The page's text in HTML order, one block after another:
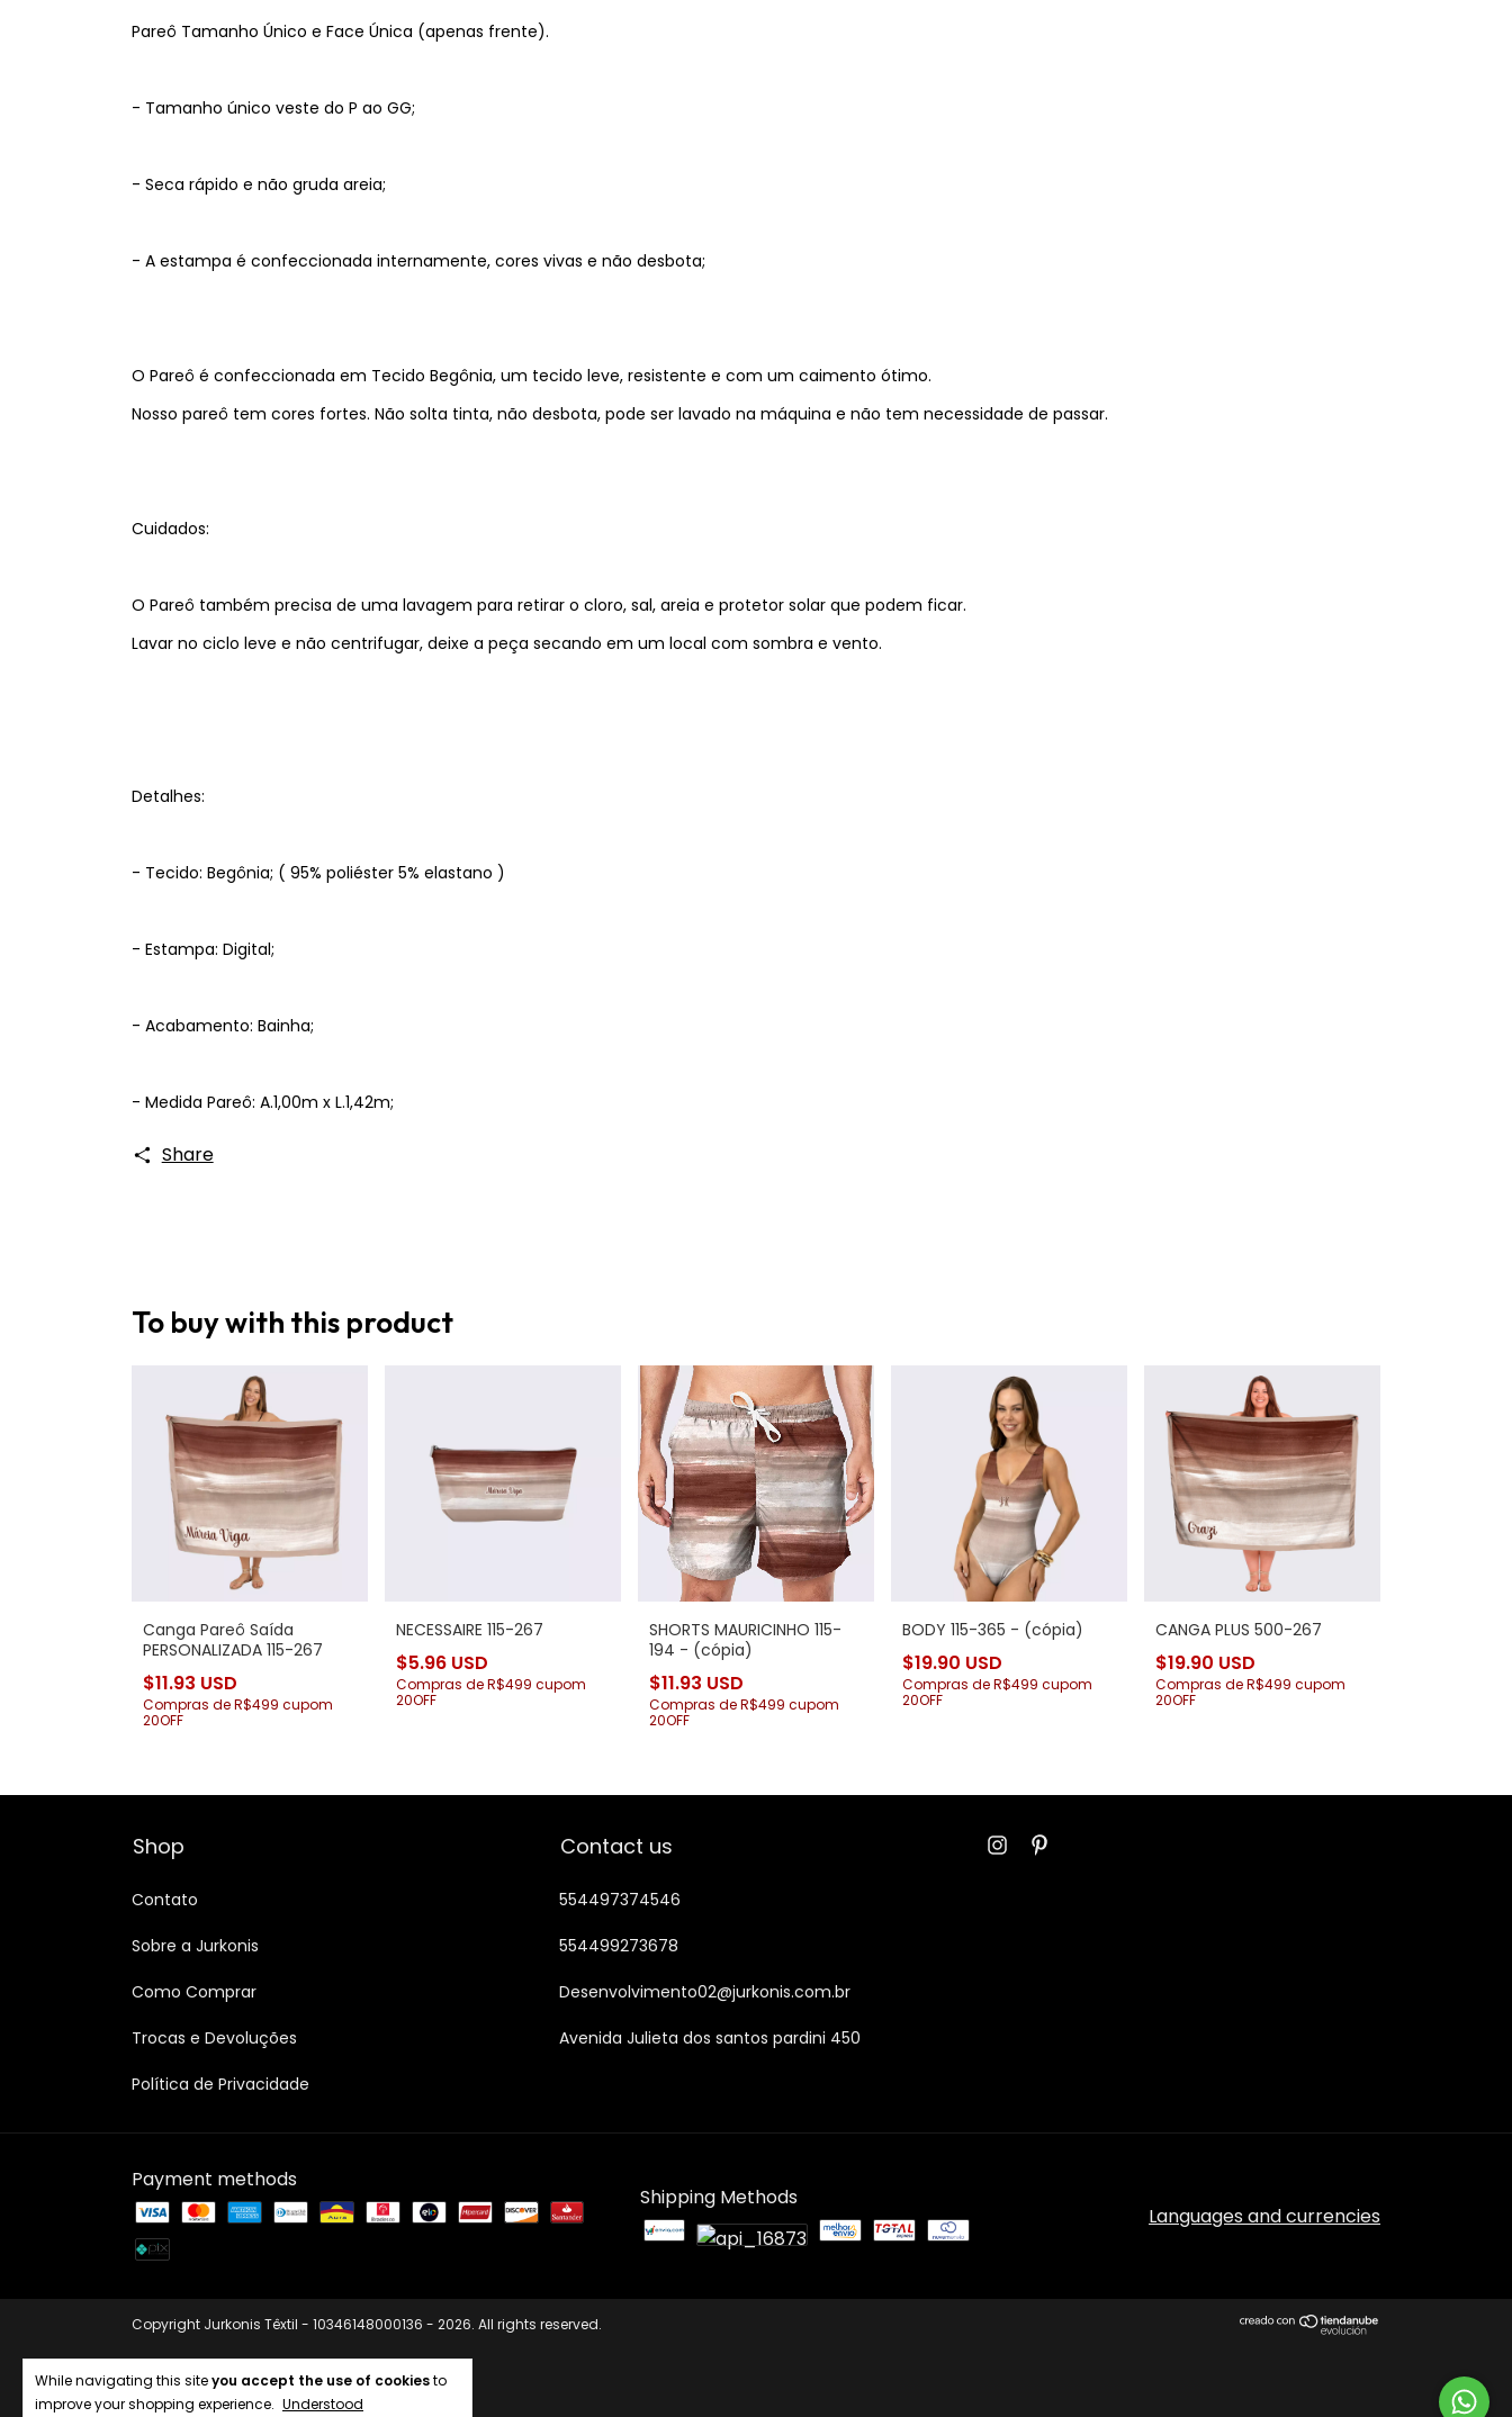
While navigating this siteyou accept the use of cookiesto
improve your shopping experience. Understood
Pareô Tamanho Único e Face Única (apenas frente).
- Tamanho único veste do P ao GG;
- Seca rápido e não gruda areia;
- A estampa é confeccionada internamente, cores vivas e não desbota;
O Pareô é confeccionada em Tecido Begônia, um tecido leve, resistente e com um caimento ótimo.
Nosso pareô tem cores fortes. Não solta tinta, não desbota, pode ser lavado na máquina e não tem necessidade de passar.
Cuidados:
O Pareô também precisa de uma lavagem para retirar o cloro, sal, areia e protetor solar que podem ficar.
Lavar no ciclo leve e não centrifugar, deixe a peça secando em um local com sombra e vento.
Detalhes:
- Tecido: Begônia; ( 95% poliéster 5% elastano )
- Estampa: Digital;
- Acabamento: Bainha;
- Medida Pareô: A.1,00m x L.1,42m;
Share
To buy with this product
Canga Pareô Saída
PERSONALIZADA 115-267
$11.93 USD
Compras de R$499 cupom
20OFF
NECESSAIRE 115-267
$5.96 USD
Compras de R$499 cupom
20OFF
SHORTS MAURICINHO 115-
194 - (cópia)
$11.93 USD
Compras de R$499 cupom
20OFF
BODY 115-365 - (cópia)
$19.90 USD
Compras de R$499 cupom
20OFF
CANGA PLUS 500-267
$19.90 USD
Compras de R$499 cupom
20OFF
Shop
Contato
Sobre a Jurkonis
Como Comprar
Trocas e Devoluções
Política de Privacidade
Contact us
554497374546
554499273678
Desenvolvimento02@jurkonis.com.br
Avenida Julieta dos santos pardini 450
Payment methods
Shipping Methods
Languages and currencies
Copyright Jurkonis Têxtil - 10346148000136 - 2026. All rights reserved.